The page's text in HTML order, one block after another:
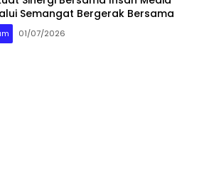
Semangat Bergerak Bersama
01/07/2026